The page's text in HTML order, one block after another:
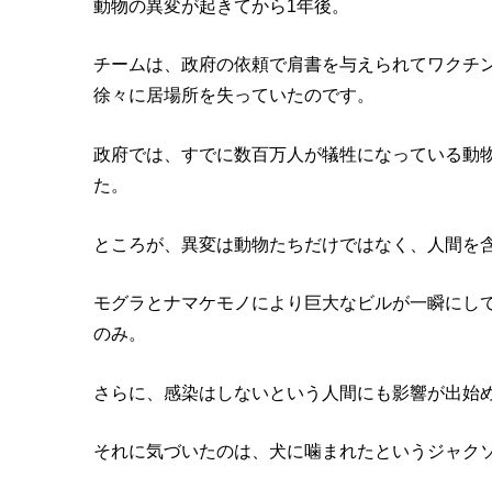
動物の異変が起きてから1年後。
チームは、政府の依頼で肩書を与えられてワクチ
徐々に居場所を失っていたのです。
政府では、すでに数百万人が犠牲になっている動
た。
ところが、異変は動物たちだけではなく、人間を
モグラとナマケモノにより巨大なビルが一瞬にし
のみ。
さらに、感染はしないという人間にも影響が出始
それに気づいたのは、犬に噛まれたというジャク